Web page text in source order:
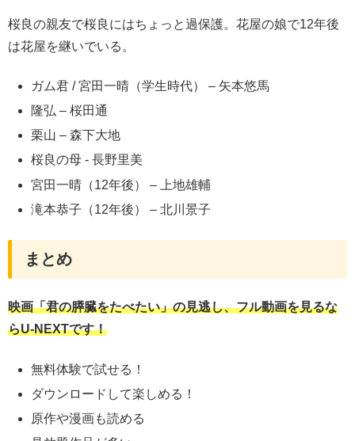
桜良の親友で桜良にはちょっと過保護。花屋の娘で12年後
は花屋を継いでいる。
ガム君 / 宮田一晴（学生時代） – 矢本悠馬
隆弘 – 桜田通
栗山 – 森下大地
桜良の母 ‐ 長野里美
宮田一晴（12年後） – 上地雄輔
滝本恭子（12年後） – 北川景子
まとめ
映画「君の膵臓をたべたい」の見逃し、フル動画を見るな
らU-NEXTです！
無料体験で試せる！
ダウンロードして楽しめる！
原作や漫画も読める